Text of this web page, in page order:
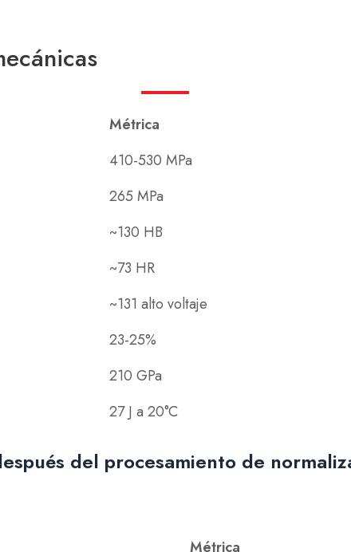
Métrica
410-530 MPa
265 MPa
~130 HB
~73 HR
~131 alto voltaje
23-25%
210 GPa
27 J a 20°C
del procesamiento de
Métrica